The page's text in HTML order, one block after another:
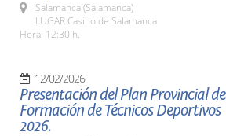
Salamanca (Salamanca)
LUGAR Casino de Salamanca
Hora: 12:30 h.
12/02/2026
Presentación del Plan Provincial de
Formación de Técnicos Deportivos
2026.